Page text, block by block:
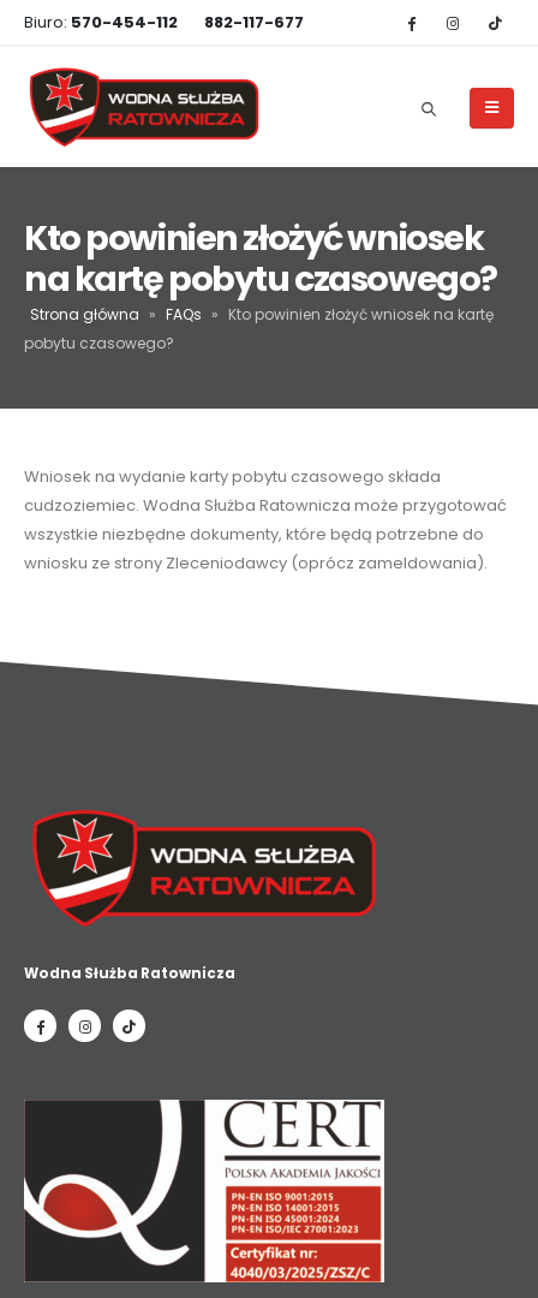
Biuro: 570-454-112 882-117-677
Kto powinien złożyć wniosek
na kartę pobytu czasowego?
Strona główna » FAQs » Kto powinien złożyć wniosek na kartę
pobytu czasowego?
Wniosek na wydanie karty pobytu czasowego składa
cudzoziemiec. Wodna Służba Ratownicza może przygotować
wszystkie niezbędne dokumenty, które będą potrzebne do
wniosku ze strony Zleceniodawcy (oprócz zameldowania).
Wodna Służba Ratownicza